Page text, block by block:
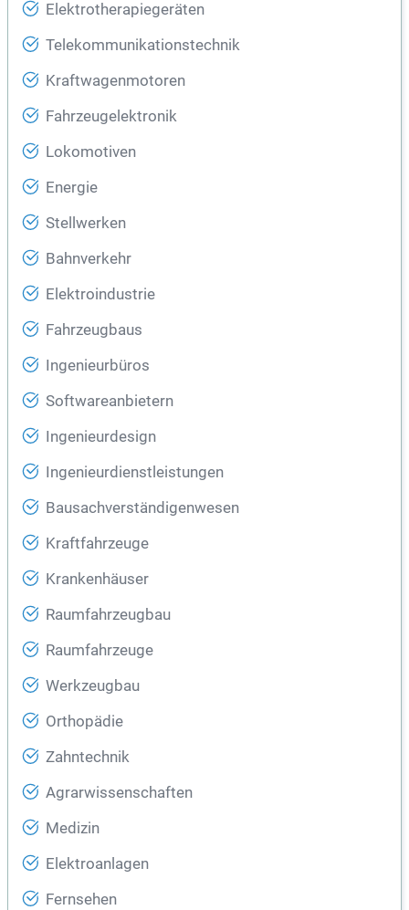
Elektrotherapiegeräten
Telekommunikationstechnik
Kraftwagenmotoren
Fahrzeugelektronik
Lokomotiven
Energie
Stellwerken
Bahnverkehr
Elektroindustrie
Fahrzeugbaus
Ingenieurbüros
Softwareanbietern
Ingenieurdesign
Ingenieurdienstleistungen
Bausachverständigenwesen
Kraftfahrzeuge
Krankenhäuser
Raumfahrzeugbau
Raumfahrzeuge
Werkzeugbau
Orthopädie
Zahntechnik
Agrarwissenschaften
Medizin
Elektroanlagen
Fernsehen